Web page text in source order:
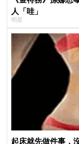
人「哇」
明星
起床就先做件事，